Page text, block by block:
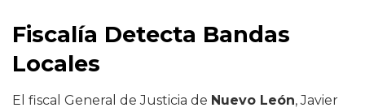
Fiscalía Detecta Bandas
Locales
El fiscal General de Justicia de Nuevo León, Javier